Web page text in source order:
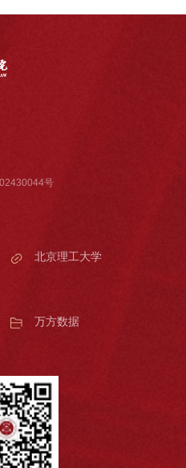
号
北京理工大学
万方数据